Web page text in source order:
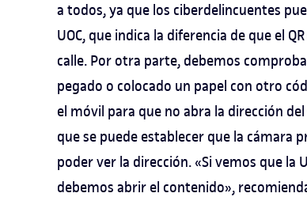
a todos, ya que los ciberdelincuentes
UOC, que indica la diferencia de que el
calle. Por otra parte, debemos
pegado o colocado un papel con otro
el móvil para que no abra la dirección
que se puede establecer que la cámara
poder ver la dirección. «Si vemos que la
debemos abrir el contenido»,